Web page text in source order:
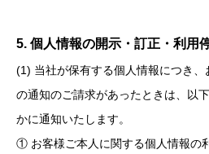
5. 個人情報の開示・訂正・利用
(1) 当社が保有する個人情報につき
の通知のご請求があったときは、以
かに通知いたします。
① お客様ご本人に関する個人情報の